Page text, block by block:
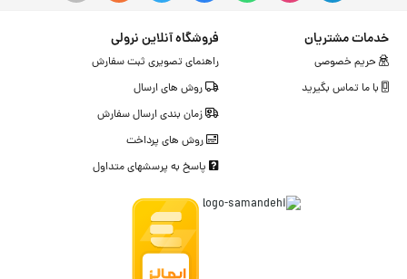
خدمات مشتریان
حریم خصوصی
با ما تماس بگیرید
فروشگاه آنلاین نرولی
راهنمای تصویری ثبت سفارش
روش های ارسال
زمان بندی ارسال سفارش
روش های پرداخت
پاسخ به پرسشهای متداول